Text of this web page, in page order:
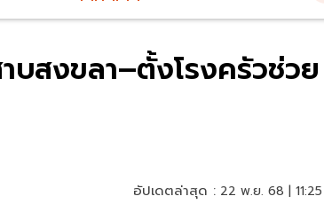
บสงขลา–ตั้งโรงครัวช่วย
อัปเดตล่าสุด : 22 พ.ย. 68 |